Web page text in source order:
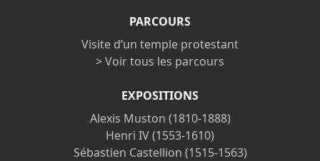
PARCOURS
Visite d’un temple protestant
> Voir tous les parcours
EXPOSITIONS
Alexis Muston (1810-1888)
Henri IV (1553-1610)
Sébastien Castellion (1515-1563)